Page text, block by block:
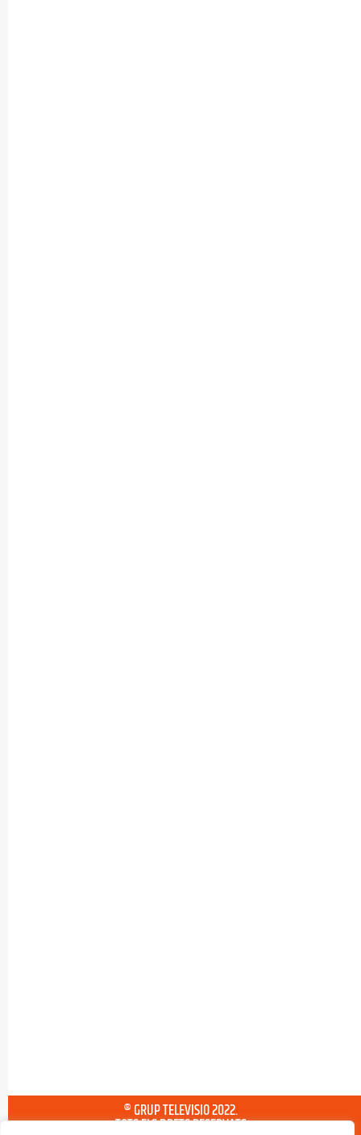
® GRUP TELEVISIO 2022.
TOTS ELS DRETS RESERVATS